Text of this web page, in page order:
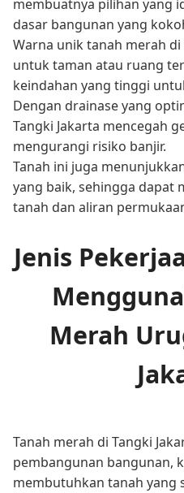
membuatnya pilihan yang
dasar bangunan yang
Warna unik tanah merah di
untuk taman atau ruang
keindahan yang tinggi
Dengan drainase yang
Tangki Jakarta mencegah
mengurangi risiko banjir.
Tanah ini juga
yang baik, sehingga dapat
tanah dan aliran
Jenis
Merah
Tanah merah di Tangki
pembangunan bangunan,
membutuhkan tanah yang